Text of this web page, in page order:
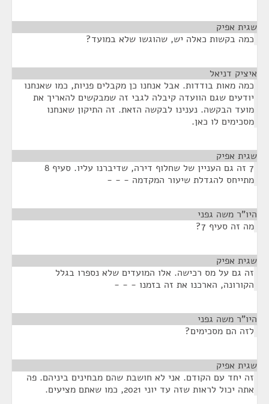
שגית אפיק
כמה בקשות כאלה יש, שהוגשו שלא במועד?
איציק דניאל
כמה מאות בודדות. אבל אנחנו כן מקבלים פניות, כמו שאנחנו
יודעים שגם הוועדה קיבלה לגבי זה שמבקשים להאריך את
מועד הבקשה. נענינו לבקשה הזאת. זה התיקון שאנחנו
מסכימים לו כאן.
שגית אפיק
7 זה גם העניין של שחלוף דירה, שדיברנו עליו. סעיף 8
מתייחס להגדלת שיעור המקדמה - - -
היו"ר משה גפני
מה זה סעיף 7?
שגית אפיק
זה גם על מס רכישה. אלו המועדים שלא נספרו בגלל
הקורונה, הארכנו את זה בזמנו - - -
היו"ר משה גפני
לזה הם מסכימים?
שגית אפיק
זה יחד עם הקודם. אני לא חושבת שהם מבחינים ביניהם. פה
אתה יכול לראות שזה עד יוני 2021, כמו שאתם מציעים.